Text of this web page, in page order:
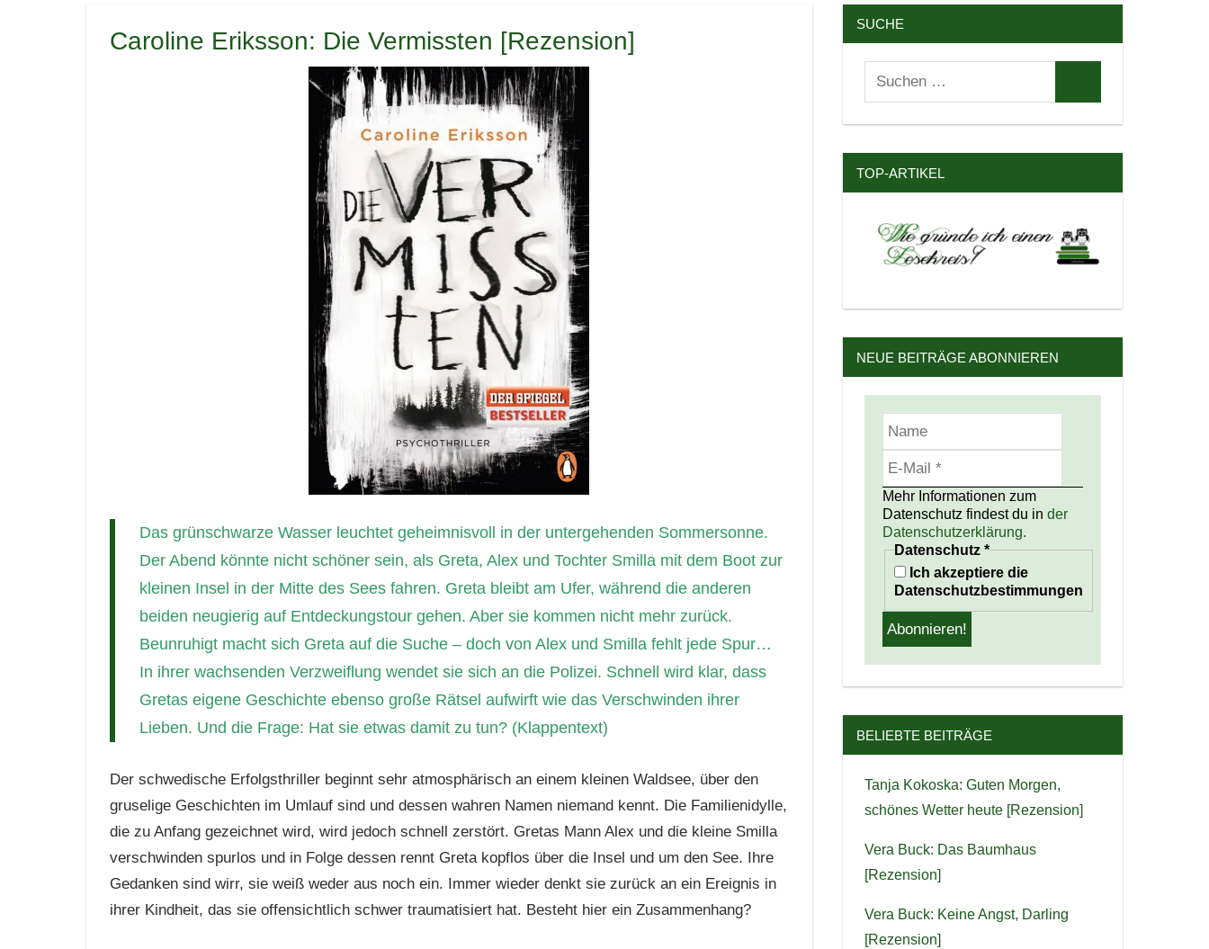
Caroline Eriksson: Die Vermissten [Rezension]
Das grünschwarze Wasser leuchtet geheimnisvoll in der untergehenden Sommersonne.
Der Abend könnte nicht schöner sein, als Greta, Alex und Tochter Smilla mit dem Boot zur
kleinen Insel in der Mitte des Sees fahren. Greta bleibt am Ufer, während die anderen
beiden neugierig auf Entdeckungstour gehen. Aber sie kommen nicht mehr zurück.
Beunruhigt macht sich Greta auf die Suche – doch von Alex und Smilla fehlt jede Spur…
In ihrer wachsenden Verzweiflung wendet sie sich an die Polizei. Schnell wird klar, dass
Gretas eigene Geschichte ebenso große Rätsel aufwirft wie das Verschwinden ihrer
Lieben. Und die Frage: Hat sie etwas damit zu tun? (Klappentext)
Der schwedische Erfolgsthriller beginnt sehr atmosphärisch an einem kleinen Waldsee, über den
gruselige Geschichten im Umlauf sind und dessen wahren Namen niemand kennt. Die Familienidylle,
die zu Anfang gezeichnet wird, wird jedoch schnell zerstört. Gretas Mann Alex und die kleine Smilla
verschwinden spurlos und in Folge dessen rennt Greta kopflos über die Insel und um den See. Ihre
Gedanken sind wirr, sie weiß weder aus noch ein. Immer wieder denkt sie zurück an ein Ereignis in
ihrer Kindheit, das sie offensichtlich schwer traumatisiert hat. Besteht hier ein Zusammenhang?
SUCHE
Suchen
nach:
TOP-ARTIKEL
NEUE BEITRÄGE ABONNIEREN
Mehr Informationen zum
Datenschutz findest du in der
Datenschutzerklärung.
Datenschutz *
Ich akzeptiere die
Datenschutzbestimmungen
BELIEBTE BEITRÄGE
Tanja Kokoska: Guten Morgen,
schönes Wetter heute [Rezension]
Vera Buck: Das Baumhaus
[Rezension]
Vera Buck: Keine Angst, Darling
[Rezension]